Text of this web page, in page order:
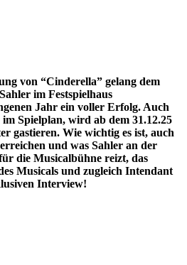
von “Cinderella” gelang dem
im Festspielhaus
Jahr ein voller Erfolg. Auch
Spielplan, wird ab dem 31.12.25
gastieren. Wie wichtig es ist, auch
und was Sahler an der
die Musicalbühne reizt, das
Musicals und zugleich Intendant
Interview!